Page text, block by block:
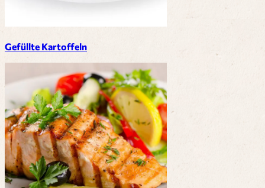
Gefüllte Kartoffeln